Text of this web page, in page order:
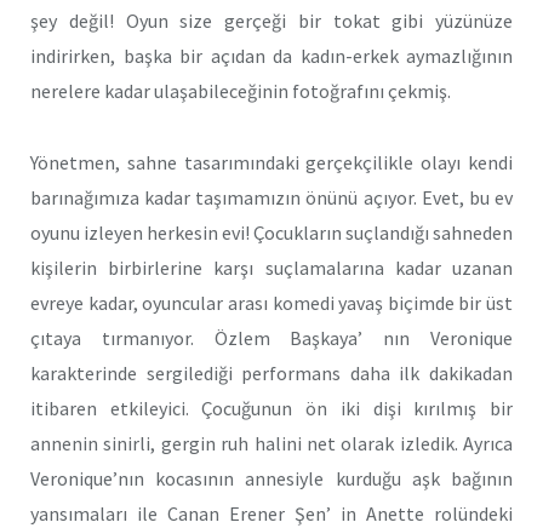
şey değil! Oyun size gerçeği bir tokat gibi yüzünüze
indirirken, başka bir açıdan da kadın-erkek aymazlığının
nerelere kadar ulaşabileceğinin fotoğrafını çekmiş.
Yönetmen, sahne tasarımındaki gerçekçilikle olayı kendi
barınağımıza kadar taşımamızın önünü açıyor. Evet, bu ev
oyunu izleyen herkesin evi! Çocukların suçlandığı sahneden
kişilerin birbirlerine karşı suçlamalarına kadar uzanan
evreye kadar, oyuncular arası komedi yavaş biçimde bir üst
çıtaya tırmanıyor. Özlem Başkaya’ nın Veronique
karakterinde sergilediği performans daha ilk dakikadan
itibaren etkileyici. Çocuğunun ön iki dişi kırılmış bir
annenin sinirli, gergin ruh halini net olarak izledik. Ayrıca
Veronique’nın kocasının annesiyle kurduğu aşk bağının
yansımaları ile Canan Erener Şen’ in Anette rolündeki